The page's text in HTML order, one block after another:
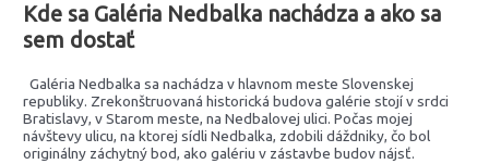
Kde sa Galéria Nedbalka nachádza a ako sa
sem dostať
Galéria Nedbalka sa nachádza v hlavnom meste Slovenskej
republiky. Zrekonštruovaná historická budova galérie stojí v srdci
Bratislavy, v Starom meste, na Nedbalovej ulici. Počas mojej
návštevy ulicu, na ktorej sídli Nedbalka, zdobili dáždniky, čo bol
originálny záchytný bod, ako galériu v zástavbe budov nájsť.